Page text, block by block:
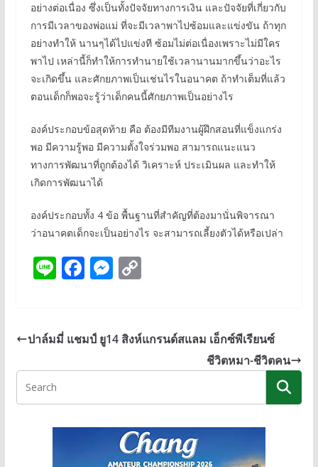
อย่างต่อเนื่อง ซึ่งเป็นทั้งปัจจัยทางการเงิน และปัจจัยที่เกี่ยวกับ
การมีเวลาของพ่อแม่ ที่จะมีเวลาพาไปซ้อมและแข่งขัน ถ้าทุก
อย่างทำให้ นานๆได้ไปแข่งที ซ้อมไม่ต่อเนื่องเพราะไม่มีใคร
พาไป เหล่านี้ก็ทำให้การทำนายใช้เวลานานมากขึ้นว่าอะไร
จะเกิดขึ้น และศักยภาพเป็นเช่นไรในอนาคต ถ้าทำเต็มที่แล้ว
ตอนเด็กก็พอจะรู้ว่าเด็กคนนี้ศักยภาพเป็นอย่างไร
องค์ประกอบข้อสุดท้าย คือ ต้องมีทีมงานผู้ฝึกสอนที่แข็งแกร่ง
พอ มีความรู้พอ มีความตั้งใจร่วมพอ สามารถแนะแนว
ทางการพัฒนาที่ถูกต้องได้ วิเคราะห์ ประเมินผล และทำให้
เกิดการพัฒนาได้
องค์ประกอบทั้ง 4 ข้อ พื้นฐานที่สำคัญที่ต้องมานั่นพิจารณา
ว่าอนาคตเด็กจะเป็นอย่างไร จะสามารถเลี้ยงตัวได้หรือเปล่า
Li F
b
o
k
M
e
g
er
C
y
n
k
ปาล์มมี่ แชมป์ ยู14 สิงห์แกรนด์สแลม เอ็กซ์พีเรียนซ์
ชีวิตหมา-ชีวิตคน